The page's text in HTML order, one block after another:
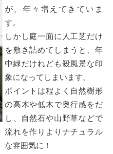
が、年々増えてきていま
す。
しかし庭一面に人工芝だけ
を敷き詰めてしまうと、年
中緑だけれども殺風景な印
象になってしまいます。
ポイントは程よく自然樹形
の高木や低木で奥行感をだ
し、自然石や山野草などで
流れを作りよりナチュラル
な雰囲気に！